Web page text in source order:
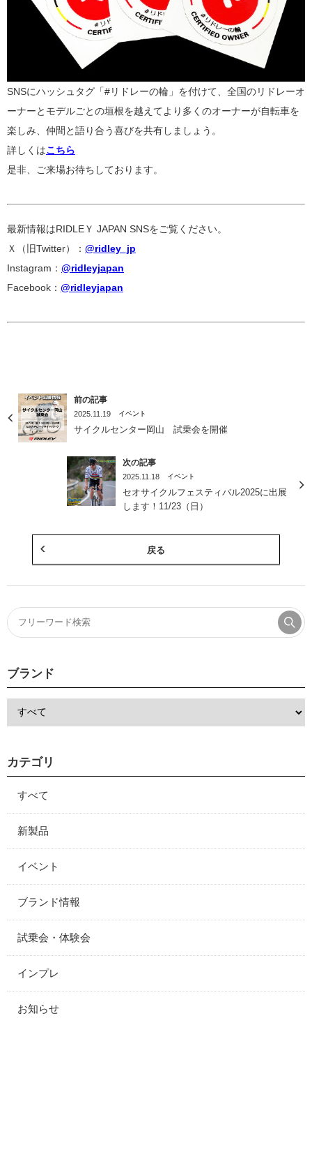
SNSにハッシュタグ「#リドレーの輪」を付けて、全国のリドレーオ
ーナーとモデルごとの垣根を越えてより多くのオーナーが自転車を
楽しみ、仲間と語り合う喜びを共有しましょう。
詳しくはこちら
是非、ご来場お待ちしております。
最新情報はRIDLEＹ JAPAN SNSをご覧ください。
Ｘ（旧Twitter）： @ridley_jp
Instagram： @ridleyjapan
Facebook： @ridleyjapan
前の記事
2025.11.19 イベント
サイクルセンター岡山 試乗会を開催
次の記事
2025.11.18 イベント
セオサイクルフェスティバル2025に出展
します！11/23（日）
戻る
ブランド
カテゴリ
すべて
新製品
イベント
ブランド情報
試乗会・体験会
インプレ
お知らせ